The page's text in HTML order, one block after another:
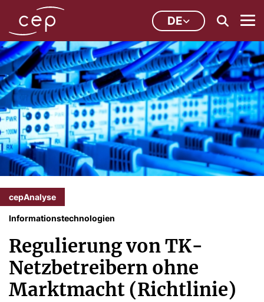
DE
cepAnalyse
Informationstechnologien
Regulierung von TK-
Netzbetreibern ohne
Marktmacht (Richtlinie)